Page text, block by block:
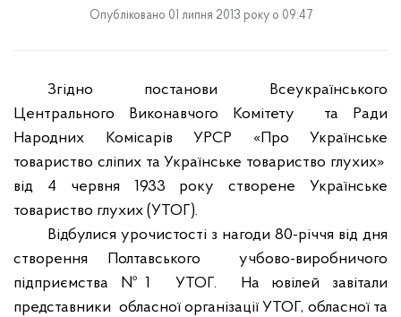
Опубліковано 01 липня 2013 року о 09:47
Згідно постанови Всеукраїнського
Центрального Виконавчого Комітету
та Ради
Народних Комісарів УРСР «Про Українське
товариство сліпих та Українське товариство глухих»
від 4 червня 1933 року створене Українське
товариство глухих (УТОГ).
Відбулися урочистості з нагоди 80-річчя від дня
створення Полтавського
учбово-виробничого
підприємства №1
УТОГ.
На ювілей завітали
представники обласної організації УТОГ, обласної та